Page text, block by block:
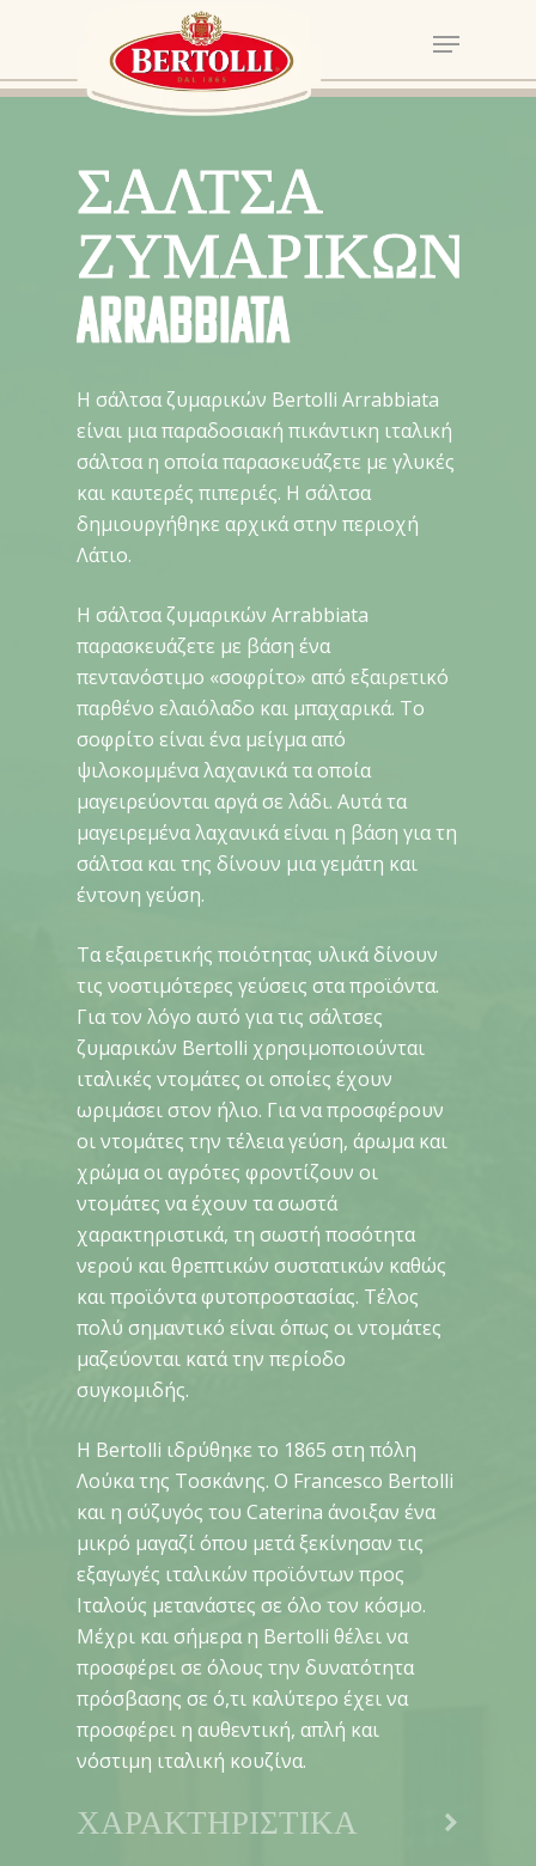
ΣΑΛΤΣΑ
ΖΥΜΑΡΙΚΩΝ
ARRABBIATA
Η σάλτσα ζυμαρικών Bertolli Arrabbiata
είναι μια παραδοσιακή πικάντικη ιταλική
σάλτσα η οποία παρασκευάζετε με γλυκές
και καυτερές πιπεριές. Η σάλτσα
δημιουργήθηκε αρχικά στην περιοχή
Λάτιο.
Η σάλτσα ζυμαρικών Arrabbiata
παρασκευάζετε με βάση ένα
πεντανόστιμο «σοφρίτο» από εξαιρετικό
παρθένο ελαιόλαδο και μπαχαρικά. Το
σοφρίτο είναι ένα μείγμα από
ψιλοκομμένα λαχανικά τα οποία
μαγειρεύονται αργά σε λάδι. Αυτά τα
μαγειρεμένα λαχανικά είναι η βάση για τη
σάλτσα και της δίνουν μια γεμάτη και
έντονη γεύση.
Τα εξαιρετικής ποιότητας υλικά δίνουν
τις νοστιμότερες γεύσεις στα προϊόντα.
Για τον λόγο αυτό για τις σάλτσες
ζυμαρικών Bertolli χρησιμοποιούνται
ιταλικές ντομάτες οι οποίες έχουν
ωριμάσει στον ήλιο. Για να προσφέρουν
οι ντομάτες την τέλεια γεύση, άρωμα και
χρώμα οι αγρότες φροντίζουν οι
ντομάτες να έχουν τα σωστά
χαρακτηριστικά, τη σωστή ποσότητα
νερού και θρεπτικών συστατικών καθώς
και προϊόντα φυτοπροστασίας. Τέλος
πολύ σημαντικό είναι όπως οι ντομάτες
μαζεύονται κατά την περίοδο
συγκομιδής.
Η Bertolli ιδρύθηκε το 1865 στη πόλη
Λούκα της Τοσκάνης. Ο Francesco Bertolli
και η σύζυγός του Caterina άνοιξαν ένα
μικρό μαγαζί όπου μετά ξεκίνησαν τις
εξαγωγές ιταλικών προϊόντων προς
Ιταλούς μετανάστες σε όλο τον κόσμο.
Μέχρι και σήμερα η Bertolli θέλει να
προσφέρει σε όλους την δυνατότητα
πρόσβασης σε ό,τι καλύτερο έχει να
προσφέρει η αυθεντική, απλή και
νόστιμη ιταλική κουζίνα.
ΧΑΡΑΚΤΗΡΙΣΤΙΚΑ